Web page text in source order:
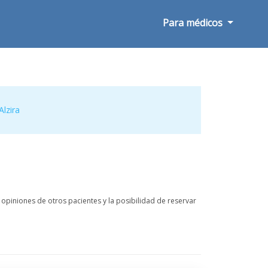
Para médicos
de otros pacientes y la posibilidad de reservar